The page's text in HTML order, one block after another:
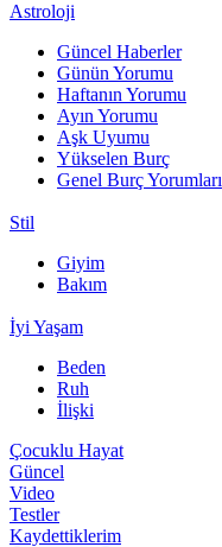
Astroloji
Güncel Haberler
Günün Yorumu
Haftanın Yorumu
Ayın Yorumu
Aşk Uyumu
Yükselen Burç
Genel Burç Yorumları
Stil
Giyim
Bakım
İyi Yaşam
Beden
Ruh
İlişki
Çocuklu Hayat
Güncel
Video
Testler
Kaydettiklerim